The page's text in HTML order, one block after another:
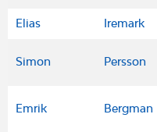
Elias Iremark
Simon Persson
Emrik Bergman